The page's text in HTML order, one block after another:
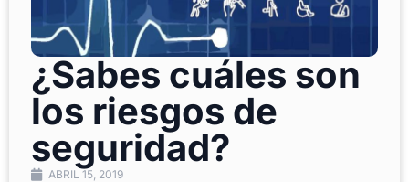
¿Sabes cuáles son
los riesgos de
seguridad?
ABRIL 15, 2019